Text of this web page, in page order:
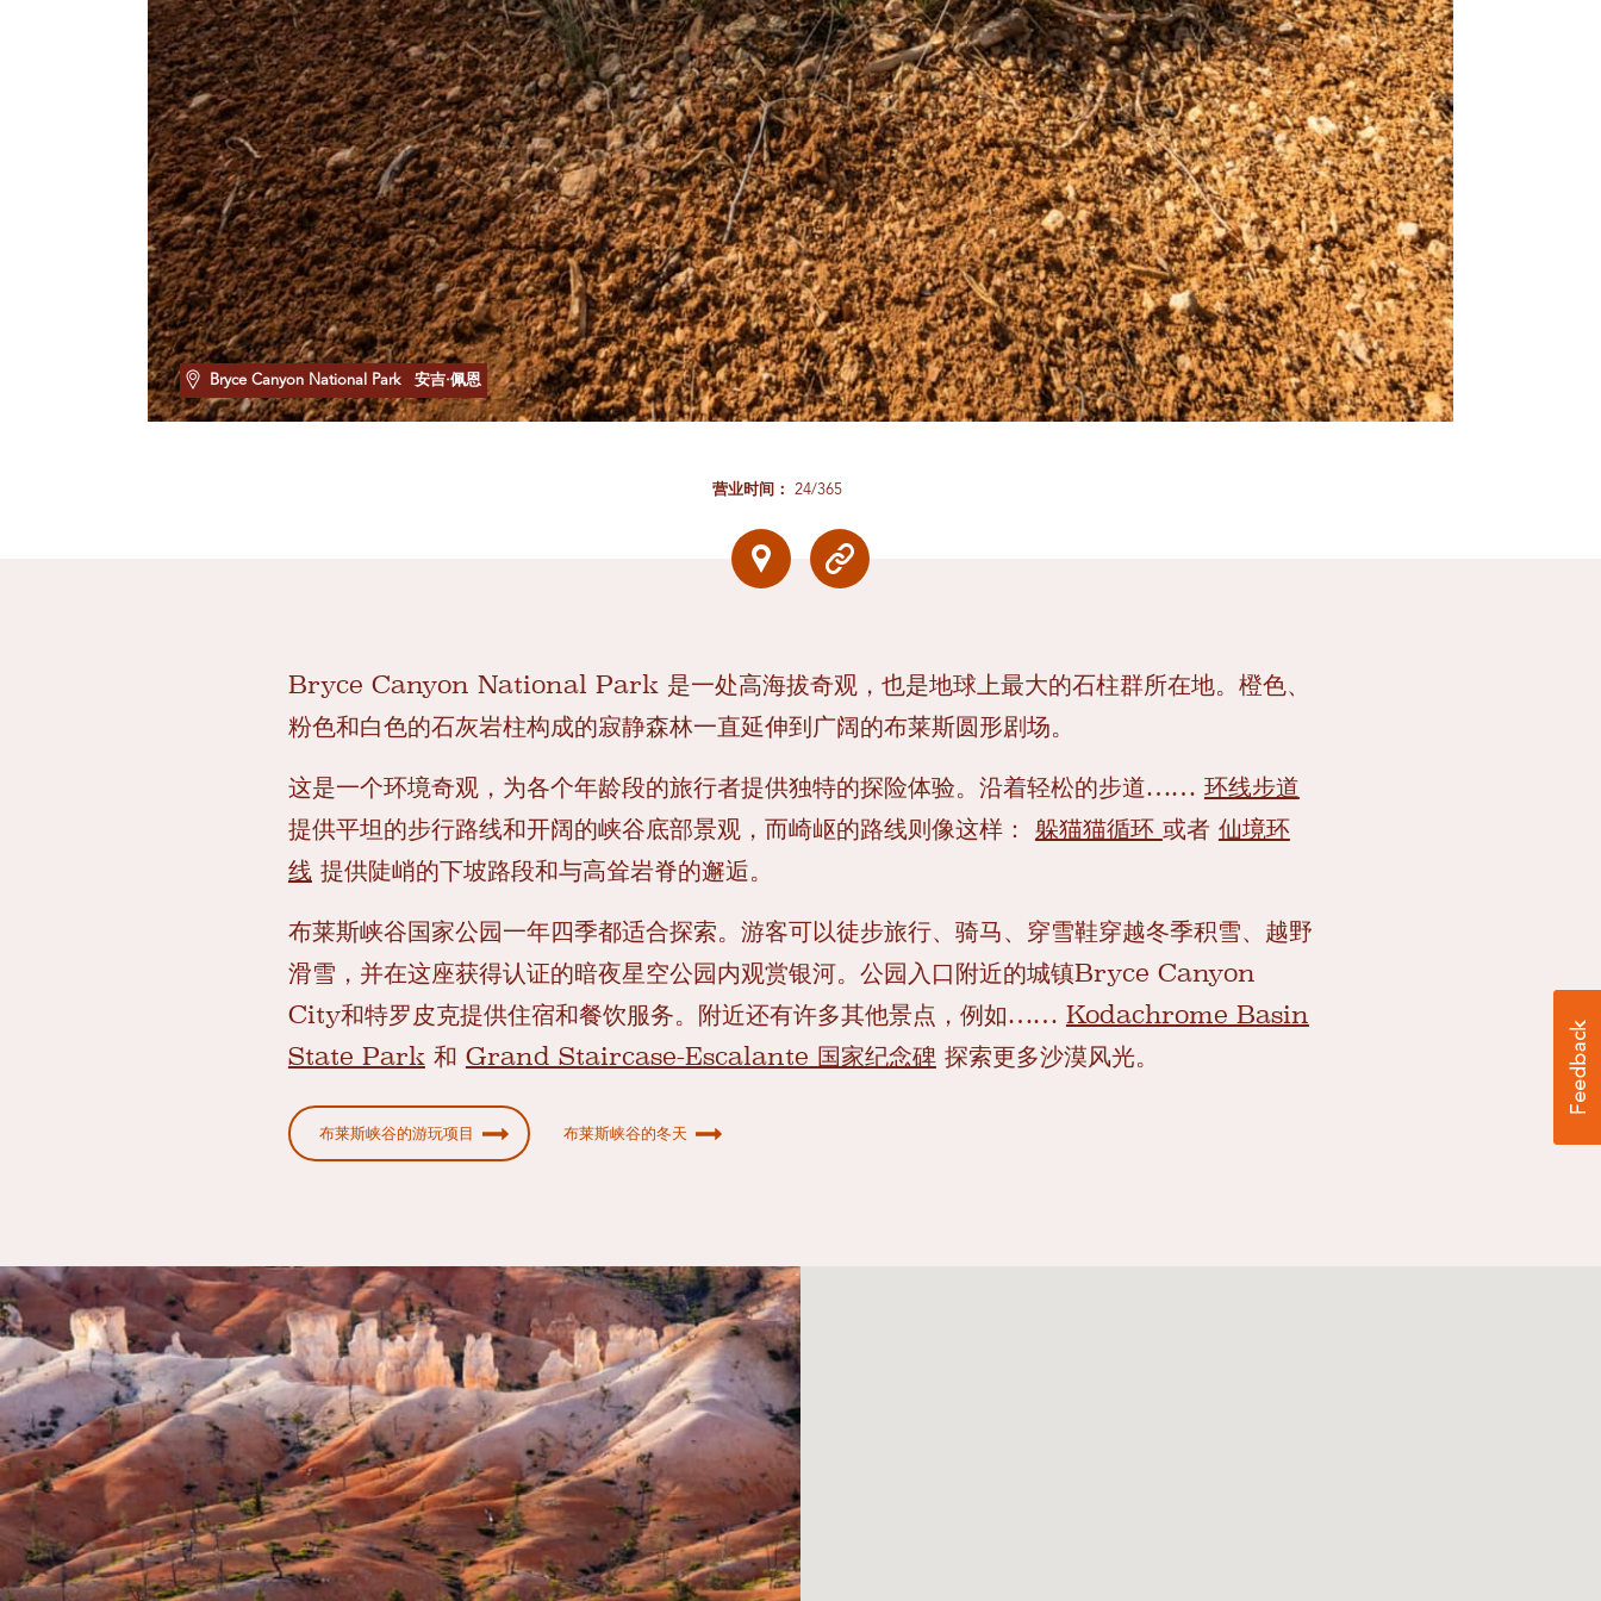
Bryce Canyon National Park 安吉·佩恩
营业时间： 24/365
Bryce Canyon National Park 是一处高海拔奇观，也是地球上最大的石柱群所在地。橙色、
粉色和白色的石灰岩柱构成的寂静森林一直延伸到广阔的布莱斯圆形剧场。
这是一个环境奇观，为各个年龄段的旅行者提供独特的探险体验。沿着轻松的步道…… 环线步道
提供平坦的步行路线和开阔的峡谷底部景观，而崎岖的路线则像这样： 躲猫猫循环 或者 仙境环
线提供陡峭的下坡路​​段和与高耸岩脊的邂逅。
布莱斯峡谷国家公园一年四季都适合探索。游客可以徒步旅行、骑马、穿雪鞋穿越冬季积雪、越野
滑雪，并在这座获得认证的暗夜星空公园内观赏银河。公园入口附近的城镇Bryce Canyon
City和特罗皮克提供住宿和餐饮服务。附近还有许多其他景点，例如…… Kodachrome Basin
State Park和 Grand Staircase-Escalante 国家纪念碑探索更多沙漠风光。
布莱斯峡谷的游玩项目 布莱斯峡谷的冬天